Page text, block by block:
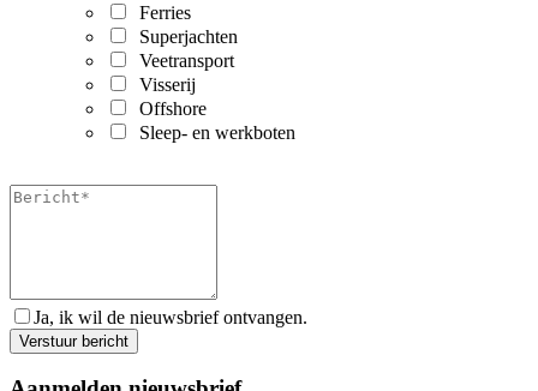
Ferries
Superjachten
Veetransport
Visserij
Offshore
Sleep- en werkboten
Ja, ik wil de nieuwsbrief ontvangen.